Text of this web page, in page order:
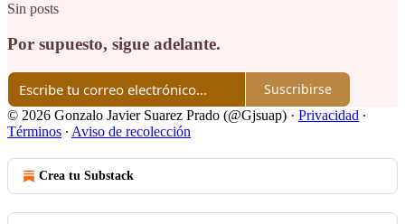
Sin posts
Por supuesto, sigue adelante.
Suscribirse
© 2026 Gonzalo Javier Suarez Prado (@Gjsuap) · Privacidad ∙
Términos ∙ Aviso de recolección
Crea tu Substack